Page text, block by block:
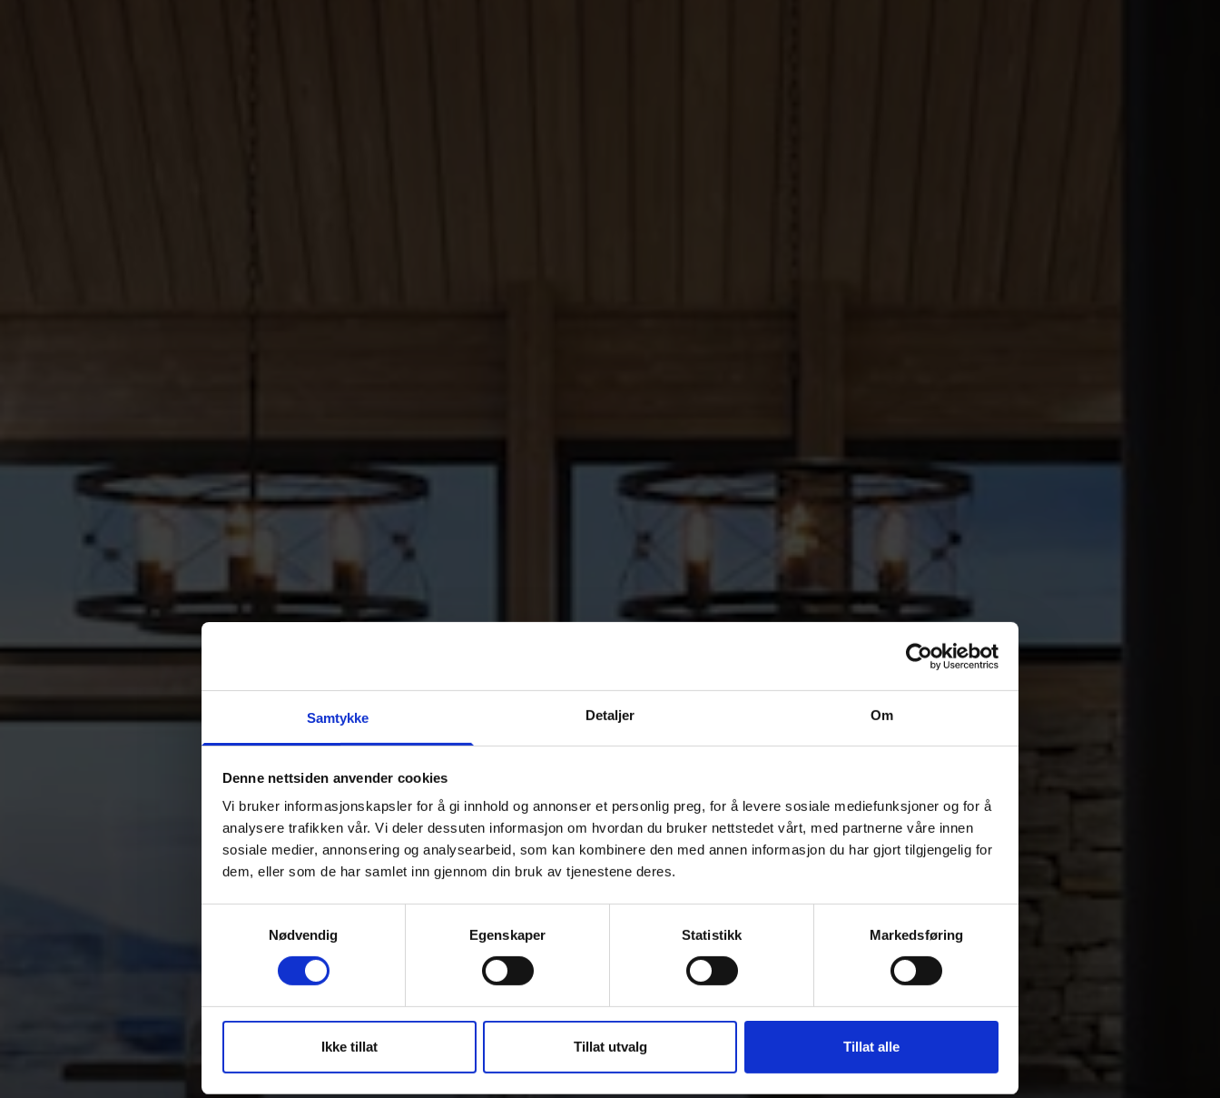
Samtykke Detaljer Om
Denne nettsiden anvender cookies
Vi bruker informasjonskapsler for å gi innhold og annonser et personlig preg, for å levere sosiale mediefunksjoner og for å
analysere trafikken vår. Vi deler dessuten informasjon om hvordan du bruker nettstedet vårt, med partnerne våre innen
sosiale medier, annonsering og analysearbeid, som kan kombinere den med annen informasjon du har gjort tilgjengelig for
dem, eller som de har samlet inn gjennom din bruk av tjenestene deres.
Nødvendig
Egenskaper Statistikk Markedsføring
Ikke tillat Tillat utvalg Tillat alle